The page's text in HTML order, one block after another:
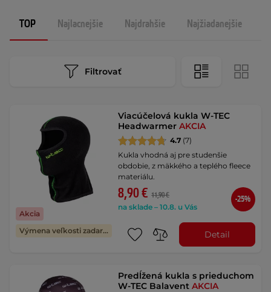
TOP Najlacnejšie Najdrahšie Najžiadanejšie
Filtrovať
Akcia
Výmena veľkosti zadarmo
Viacúčelová kukla W-TEC
HeadwarmerAKCIA
4.7 (7)
Kukla vhodná aj pre studenšie
obdobie, z mäkkého a teplého fleece
materiálu.
8,90 € 11,90 €
na sklade – 10.8. u Vás
-25%
Detail
Predĺžená kukla s prieduchom
W-TEC BalaventAKCIA